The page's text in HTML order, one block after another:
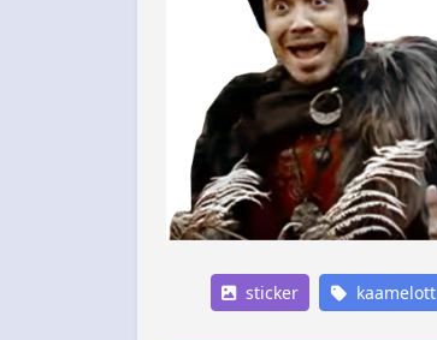
sticker kaamelott